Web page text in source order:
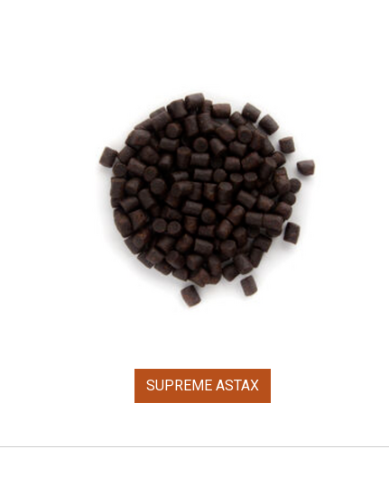
SUPREME ASTAX